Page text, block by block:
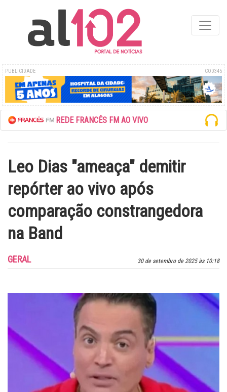
PUBLICIDADE COD345
ESCUTE A REDE FRANCÊS FM AO VIVO
Leo Dias "ameaça" demitir
repórter ao vivo após
comparação constrangedora
na Band
30 de setembro de 2025 às 10:18
GERAL